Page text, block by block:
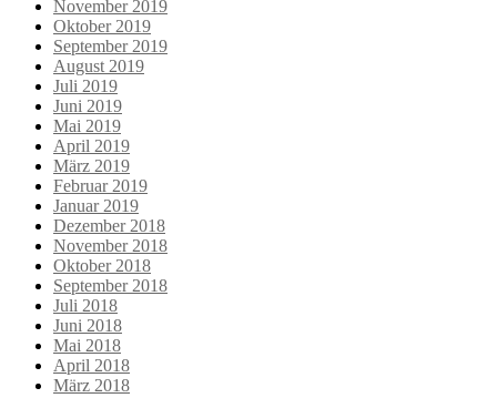
November 2019
Oktober 2019
September 2019
August 2019
Juli 2019
Juni 2019
Mai 2019
April 2019
März 2019
Februar 2019
Januar 2019
Dezember 2018
November 2018
Oktober 2018
September 2018
Juli 2018
Juni 2018
Mai 2018
April 2018
März 2018